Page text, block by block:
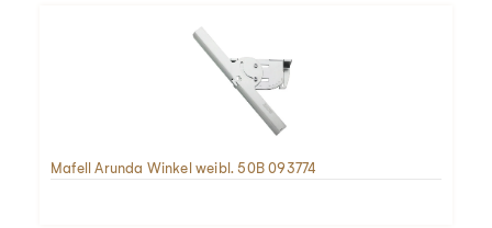
Mafell Arunda Winkel weibl. 50B 093774